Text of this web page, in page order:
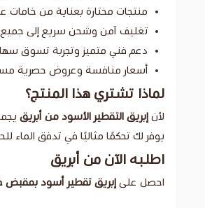
منتجات مختارة بعناية من خامات
تغليف آمن وشحن سريع إلى جميع
دعم فني متميز وتجربة تسوق
أسعار منافسة وعروض حصرية
لماذا تشتري هذا المنتج؟
لأن إبريق التقطير الأسود من أبريق
يوفر لك تحكمًا مثاليًا في تدفق
اطلبه الآن من أبريق
احصل على إبريق تقطير أسود بمقبض خشبي فاخر